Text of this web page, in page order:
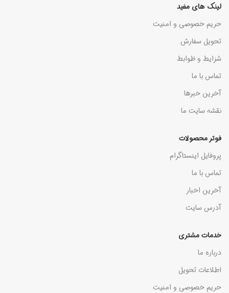
لینک های مفید
حریم خصوصی و امنیت
تحویل سفارش
شزایط و ظوابط
تماس با ما
آخرین خبرها
نقشه سایت ما
فوتر محصولات
پروفایل اینستاگرام
تماس با ما
آخرین اخبار
آدرس سایت
خدمات مشتری
درباره ما
اطلاعات تحویل
حریم خصوصی و امنیت